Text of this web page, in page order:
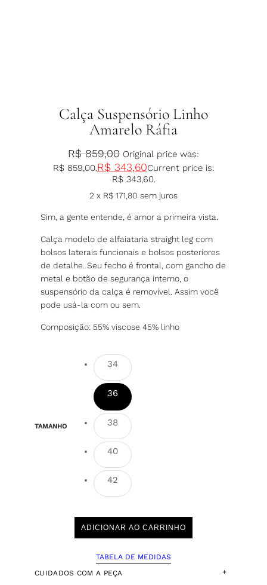
Calça Suspensório Linho
Amarelo Ráfia
R$859,00 Original price was:
R$ 859,00.R$ 343,60Current price is:
R$ 343,60.
2 x R$ 171,80 sem juros
Sim, a gente entende, é amor a primeira vista.
Calça modelo de alfaiataria straight leg com
bolsos laterais funcionais e bolsos posteriores
de detalhe. Seu fecho é frontal, com gancho de
metal e botão de segurança interno, o
suspensório da calça é removível. Assim você
pode usá-la com ou sem.
Composição: 55% viscose 45% linho
TAMANHO
34
36
38
40
42
ADICIONAR AO CARRINHO
TABELA DE MEDIDAS
CUIDADOS COM A PEÇA
+